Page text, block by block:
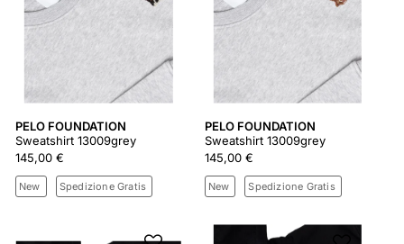
PELO FOUNDATION
Sweatshirt 13009grey
145,00 €
New Spedizione Gratis
PELO FOUNDATION
Sweatshirt 13009grey
145,00 €
New Spedizione Gratis